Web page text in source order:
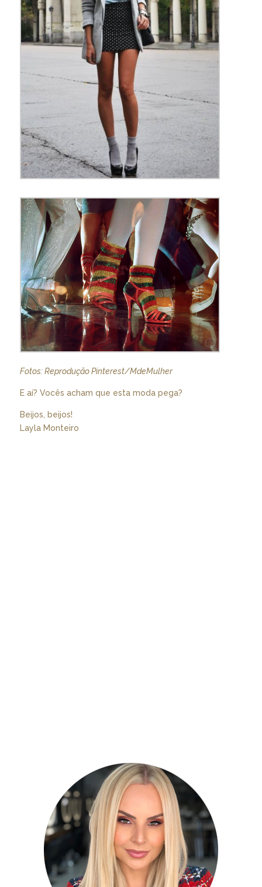
Fotos: Reprodução Pinterest/MdeMulher
E aí? Vocês acham que esta moda pega?
Beijos, beijos!
Layla Monteiro